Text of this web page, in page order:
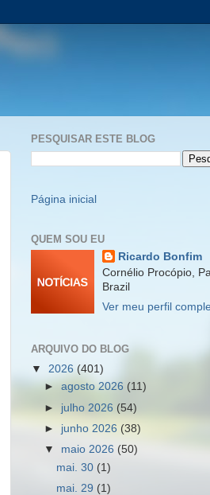
PESQUISAR ESTE BLOG
Página inicial
QUEM SOU EU
Ricardo Bonfim
Cornélio Procópio,
Brazil
Ver meu perfil
ARQUIVO DO BLOG
▼ 2026 (401)
►agosto 2026 (11)
► julho 2026 (54)
► junho 2026 (38)
▼ maio 2026 (50)
mai. 30 (1)
mai. 29 (1)